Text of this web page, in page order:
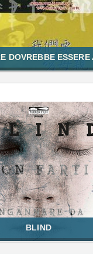
DOVREBBE ESSERE
BLIND